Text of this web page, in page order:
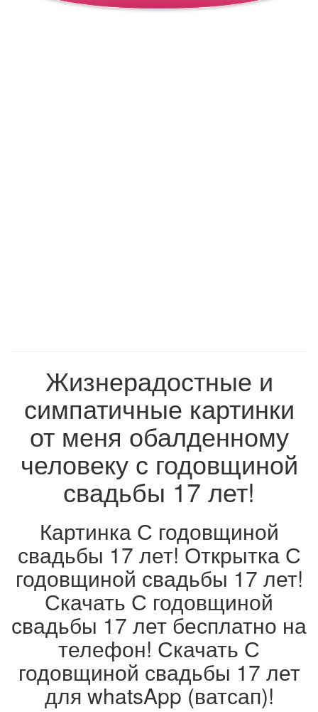
Жизнерадостные и
симпатичные картинки
от меня обалденному
человеку с годовщиной
свадьбы 17 лет!
Картинка С годовщиной
свадьбы 17 лет! Открытка С
годовщиной свадьбы 17 лет!
Скачать С годовщиной
свадьбы 17 лет бесплатно на
телефон! Скачать С
годовщиной свадьбы 17 лет
для whatsApp (ватсап)!